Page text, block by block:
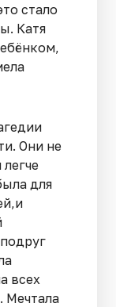
стало
Катя
Они не
для
всех
Мечтала